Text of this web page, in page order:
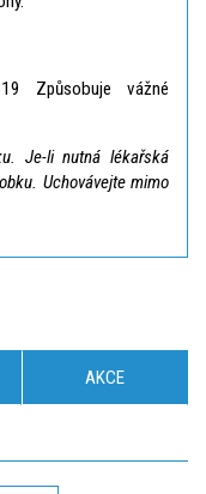
Způsobuje vážné
Je-li nutná lékařská
Uchovávejte mimo
AKCE